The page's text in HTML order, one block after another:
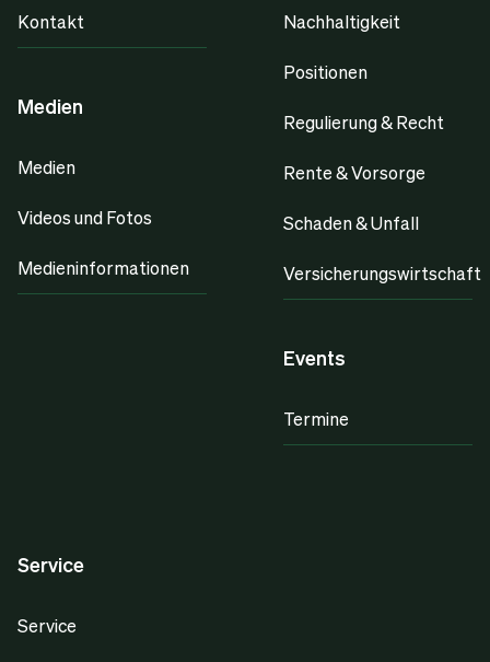
Kontakt
Medien
Medien
Videos und Fotos
Medieninformationen
Nachhaltigkeit
Positionen
Regulierung & Recht
Rente & Vorsorge
Schaden & Unfall
Versicherungswirtschaft
Events
Termine
Service
Service